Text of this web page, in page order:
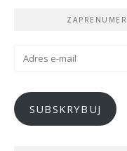
Adres
SUBSKRYBUJ